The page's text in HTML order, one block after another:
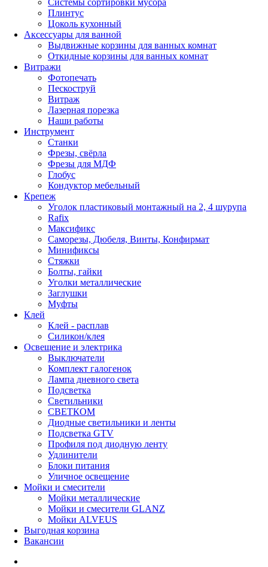
Плинтус
Цоколь кухонный
Аксессуары для ванной
Выдвижные корзины для ванных комнат
Откидные корзины для ванных комнат
Витражи
Фотопечать
Пескоструй
Витраж
Лазерная порезка
Наши работы
Инструмент
Станки
Фрезы, свёрла
Фрезы для МДФ
Глобус
Кондуктор мебельный
Крепеж
Уголок пластиковый монтажный на 2, 4 шурупа
Rafix
Максификс
Саморезы, Дюбеля, Винты, Конфирмат
Минификсы
Стяжки
Болты, гайки
Уголки металлические
Заглушки
Муфты
Клей
Клей - расплав
Силикон/клея
Освещение и электрика
Выключатели
Комплект галогенок
Лампа дневного света
Подсветка
Светильники
СВЕТКОМ
Диодные светильники и ленты
Подсветка GTV
Профиля под диодную ленту
Удлинители
Блоки питания
Уличное освещение
Мойки и смесители
Мойки металлические
Мойки и смесители GLANZ
Мойки ALVEUS
Выгодная корзина
Вакансии